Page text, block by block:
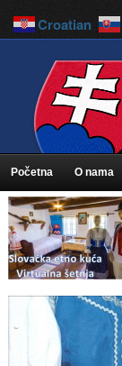
Početna O nama
Croatian